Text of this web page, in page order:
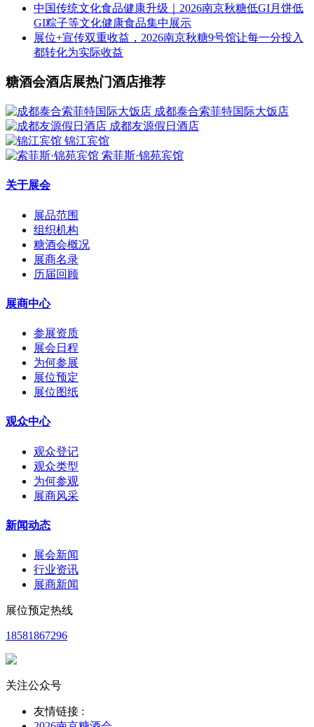
中国传统文化食品健康升级｜2026南京秋糖低GI月饼低
GI粽子等文化健康食品集中展示
展位+宣传双重收益，2026南京秋糖9号馆让每一分投入
都转化为实际收益
糖酒会酒店展热门酒店推荐
成都泰合索菲特国际大饭店
成都友源假日酒店
锦江宾馆
索菲斯·锦苑宾馆
关于展会
展品范围
组织机构
糖酒会概况
展商名录
历届回顾
展商中心
参展资质
展会日程
为何参展
展位预定
展位图纸
观众中心
观众登记
观众类型
为何参观
展商风采
新闻动态
展会新闻
行业资讯
展商新闻
展位预定热线
18581867296
关注公众号
友情链接 :